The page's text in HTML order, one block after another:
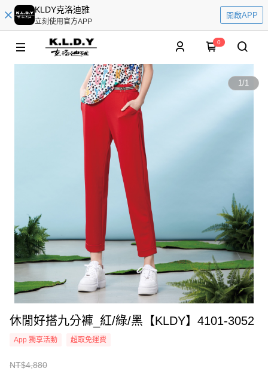
KLDY克洛迪雅
立刻使用官方APP
開啟APP
0
1/1
休閒好搭九分褲_紅/綠/黑【KLDY】4101-3052
App 獨享活動 超取免運費
NT$4,880